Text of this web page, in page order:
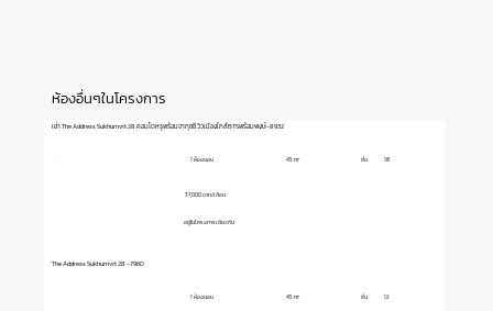
ห้องอื่นๆในโครงการ
เช่า The Address Sukhumvit 28 คอนโดหรูพร้อมจากุซซี่ วิวเมืองใกล้BTSพร้อมพงษ์-8932
1 ห้องนอน
37,000 บาท/เดือน
ชั้น
45 m² 18
อยู่ในโครงการเดียวกัน
The Address Sukhumvit 28 -7960
1 ห้องนอน ชั้น
45 m² 12